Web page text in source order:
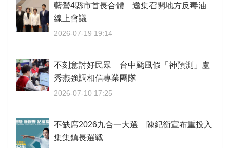
藍營4縣市首長合體 邀集召開地方反毒油
線上會議
2026-07-19 19:14
不刻意討好民眾 台中颱風假「神預測」盧
秀燕強調相信專業團隊
2026-07-10 17:25
不缺席2026九合一大選 陳紀衡宣布重投入
集集鎮長選戰